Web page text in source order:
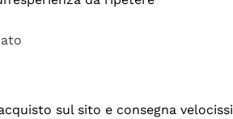
sul sito e consegna